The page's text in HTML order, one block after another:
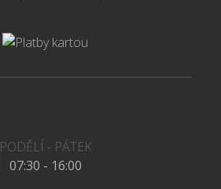
PODĚLÍ - PÁTEK
07:30 - 16:00